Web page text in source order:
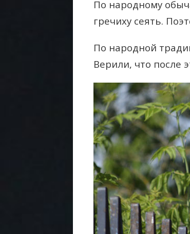
По народному
гречиху сеять.
По народной
Верили, что после